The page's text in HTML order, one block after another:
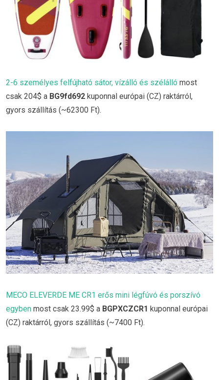
2-6 személyes felfújható sátor, vízálló és szélálló most
csak 204$ a BG9fd692 kuponnal európai (CZ) raktárról,
gyors szállítás (~62300 Ft).
MECO ELEVERDE ME CR1 erős mini légfúvó és porszívó
egyben most csak 23.99$ a BGPXCZCR1 kuponnal európai
(CZ) raktárról, gyors szállítás (~7400 Ft).